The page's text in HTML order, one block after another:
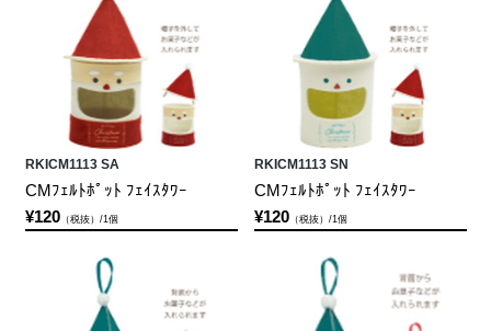
RKICM1113 SA
CMﾌｪﾙﾄﾎﾟｯﾄ ﾌｪｲｽﾀﾜｰ
¥120（税抜）/1個
RKICM1113 SN
CMﾌｪﾙﾄﾎﾟｯﾄ ﾌｪｲｽﾀﾜｰ
¥120（税抜）/1個